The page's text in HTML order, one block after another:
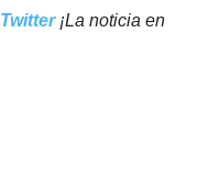
Twitter¡La noticia en